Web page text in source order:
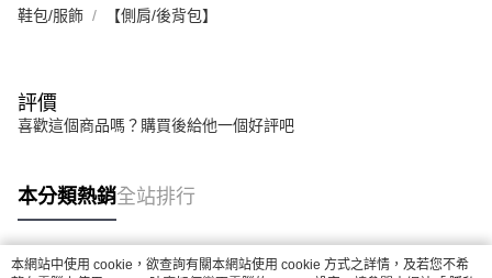
鞋包/服飾 【側肩/後背包】
評價
喜歡這個商品嗎？購買後給他一個好評吧
本分類熱銷全站排行
本網站中使用 cookie，欲查詢有關本網站使用 cookie 方式之詳情，及若您不希